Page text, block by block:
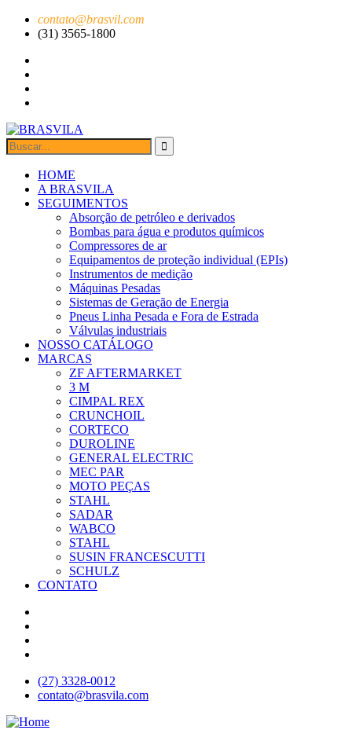
contato@brasvil.com
(31) 3565-1800
HOME
A BRASVILA
SEGUIMENTOS
Absorção de petróleo e derivados
Bombas para água e produtos químicos
Compressores de ar
Equipamentos de proteção individual (EPIs)
Instrumentos de medição
Máquinas Pesadas
Sistemas de Geração de Energia
Pneus Linha Pesada e Fora de Estrada
Válvulas industriais
NOSSO CATÁLOGO
MARCAS
ZF AFTERMARKET
3 M
CIMPAL REX
CRUNCHOIL
CORTECO
DUROLINE
GENERAL ELECTRIC
MEC PAR
MOTO PEÇAS
STAHL
SADAR
WABCO
STAHL
SUSIN FRANCESCUTTI
SCHULZ
CONTATO
(27) 3328-0012
contato@brasvila.com